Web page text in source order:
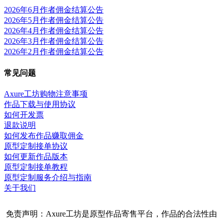
2026年6月作者佣金结算公告
2026年5月作者佣金结算公告
2026年4月作者佣金结算公告
2026年3月作者佣金结算公告
2026年2月作者佣金结算公告
常见问题
Axure工坊购物注意事项
作品下载与使用协议
如何开发票
退款说明
如何发布作品赚取佣金
原型定制接单协议
如何更新作品版本
原型定制接单教程
原型定制服务介绍与指南
关于我们
免责声明：Axure工坊是原型作品寄售平台，作品的合法性由